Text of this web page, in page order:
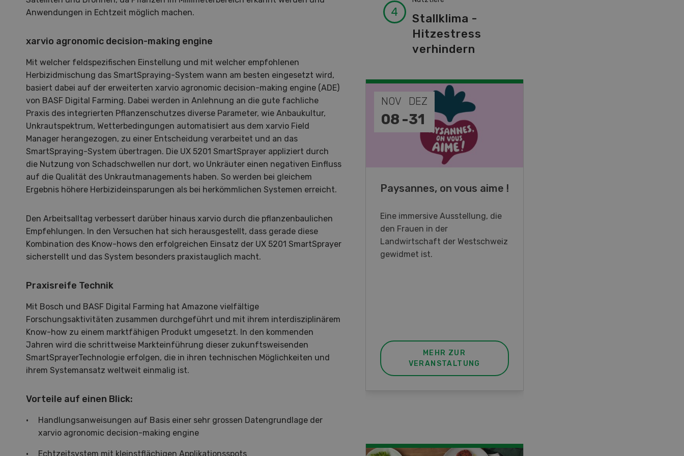
Anwendungen in Echtzeit möglich machen.
xarvio agronomic decision-making engine
Mit welcher feldspezifischen Einstellung und mit welcher empfohlenen
Herbizidmischung das SmartSpraying-System wann am besten eingesetzt wird,
basiert dabei auf der erweiterten xarvio agronomic decision-making engine (ADE)
von BASF Digital Farming. Dabei werden in Anlehnung an die gute fachliche
Praxis des integrierten Pflanzenschutzes diverse Parameter, wie Anbaukultur,
Unkrautspektrum, Wetterbedingungen automatisiert aus dem xarvio Field
Manager herangezogen, zu einer Entscheidung verarbeitet und an das
SmartSpraying-System übertragen. Die UX 5201 SmartSprayer appliziert durch
die Nutzung von Schadschwellen nur dort, wo Unkräuter einen negativen Einfluss
auf die Qualität des Unkrautmanagements haben. So werden bei gleichem
Ergebnis höhere Herbizideinsparungen als bei herkömmlichen Systemen erreicht.
Den Arbeitsalltag verbessert darüber hinaus xarvio durch die pflanzenbaulichen
Empfehlungen. In den Versuchen hat sich herausgestellt, dass gerade diese
Kombination des Know-hows den erfolgreichen Einsatz der UX 5201 SmartSprayer
sicherstellt und das System besonders praxistauglich macht.
Praxisreife Technik
Mit Bosch und BASF Digital Farming hat Amazone vielfältige
Forschungsaktivitäten zusammen durchgeführt und mit ihrem interdisziplinärem
Know-how zu einem marktfähigen Produkt umgesetzt. In den kommenden
Jahren wird die schrittweise Markteinführung dieser zukunftsweisenden
SmartSprayer­Technologie erfolgen, die in ihren technischen Möglichkeiten und
ihrem Systemansatz weltweit einmalig ist.
Vorteile auf einen Blick:
Handlungsanweisungen auf Basis einer sehr grossen Datengrundlage der
xarvio agronomic decision-making engine
Echtzeitsystem mit kleinstflächigen Applikationsspots
Stallklima -
Hitzestress
verhindern
SEP
10-11
Demo Days 2026
Die Keller Forstmaschinen laden
zu den DemoDays 2026 nach
Wiedlisbach zu Live-
Demonstrationen und der CH-
MEHR ZUR
VERANSTALTUNG
NOV
08 -
DEZ
31
Paysannes, on vous aime !
Eine immersive Ausstellung, die
den Frauen in der
Landwirtschaft der Westschweiz
gewidmet ist.
MEHR ZUR
VERANSTALTUNG